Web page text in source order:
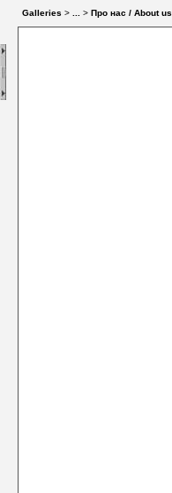
Galleries > > Про нас / About us